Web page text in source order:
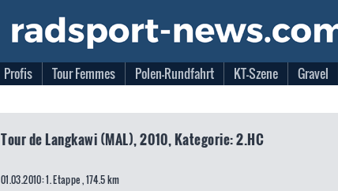
Profis Tour Femmes Polen-Rundfahrt KT-Szene Gravel
Tour de Langkawi (MAL), 2010, Kategorie: 2.HC
01.03.2010: 1. Etappe , 174.5 km